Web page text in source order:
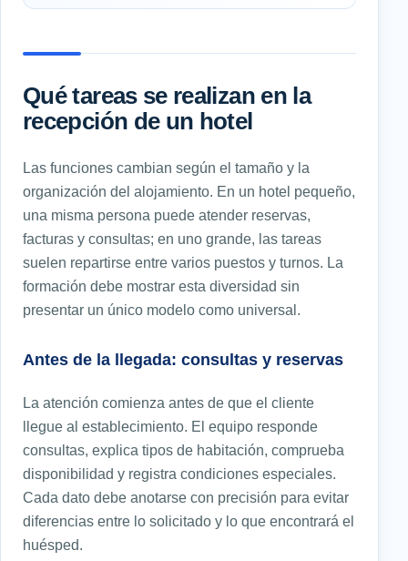
Qué tareas se realizan en la
recepción de un hotel
Las funciones cambian según el tamaño y la
organización del alojamiento. En un hotel pequeño,
una misma persona puede atender reservas,
facturas y consultas; en uno grande, las tareas
suelen repartirse entre varios puestos y turnos. La
formación debe mostrar esta diversidad sin
presentar un único modelo como universal.
Antes de la llegada: consultas y reservas
La atención comienza antes de que el cliente
llegue al establecimiento. El equipo responde
consultas, explica tipos de habitación, comprueba
disponibilidad y registra condiciones especiales.
Cada dato debe anotarse con precisión para evitar
diferencias entre lo solicitado y lo que encontrará el
huésped.